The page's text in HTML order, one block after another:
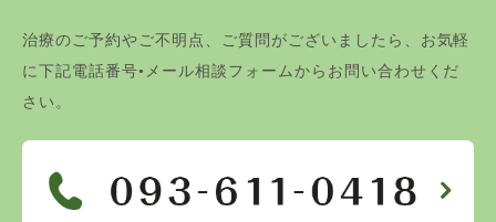
治療のご予約やご不明点、ご質問がございましたら、お気軽
に下記電話番号•メール相談フォームからお問い合わせくだ
さい。